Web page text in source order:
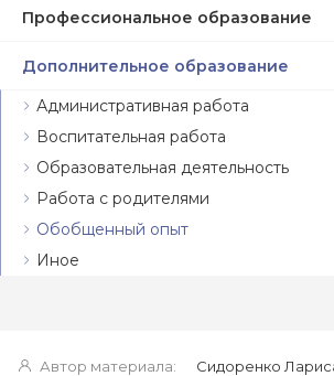
Профессиональное образование
Дополнительное образование
Административная работа
Воспитательная работа
Образовательная деятельность
Работа с родителями
Обобщенный опыт
Иное
Автор материала:
Сидоренко